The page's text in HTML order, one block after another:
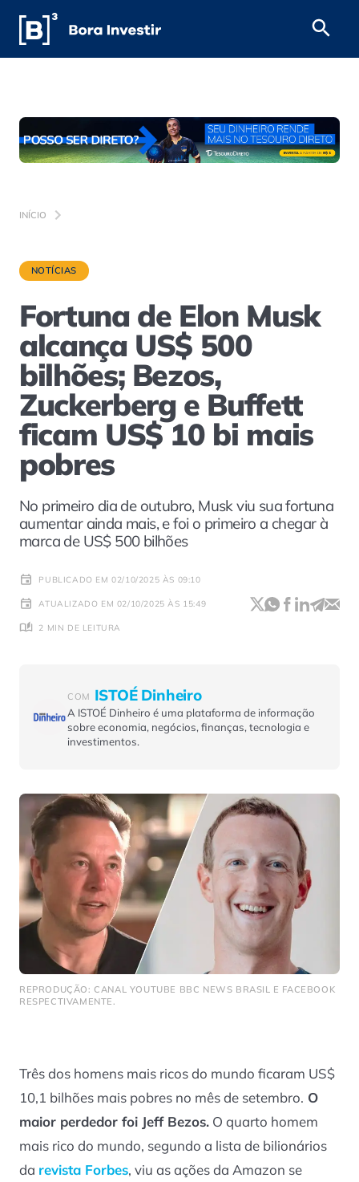
INÍCIO
NOTÍCIAS
Fortuna de Elon Musk
alcança US$ 500
bilhões; Bezos,
Zuckerberg e Buffett
ficam US$ 10 bi mais
pobres
No primeiro dia de outubro, Musk viu sua fortuna
aumentar ainda mais, e foi o primeiro a chegar à
marca de US$ 500 bilhões
PUBLICADO EM 02/10/2025 ÀS 09:10
ATUALIZADO EM 02/10/2025 ÀS 15:49
2 MIN DE LEITURA
COM ISTOÉ Dinheiro
A ISTOÉ Dinheiro é uma plataforma de informação
sobre economia, negócios, finanças, tecnologia e
investimentos.
REPRODUÇÃO: CANAL YOUTUBE BBC NEWS BRASIL E FACEBOOK
RESPECTIVAMENTE.
Três dos homens mais ricos do mundo ficaram US$
10,1 bilhões mais pobres no mês de setembro. O
maior perdedor foi Jeff Bezos. O quarto homem
mais rico do mundo, segundo a lista de bilionários
da revista Forbes, viu as ações da Amazon se